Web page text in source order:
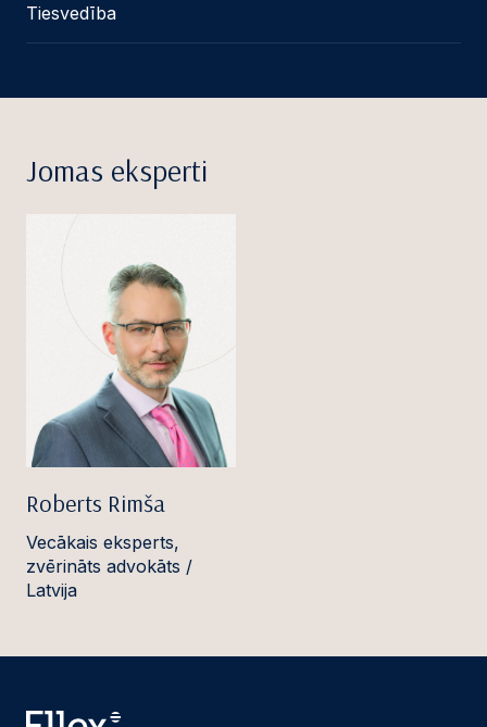
Tiesvedība
Jomas eksperti
Roberts Rimša
Vecākais eksperts,
zvērināts advokāts /
Latvija